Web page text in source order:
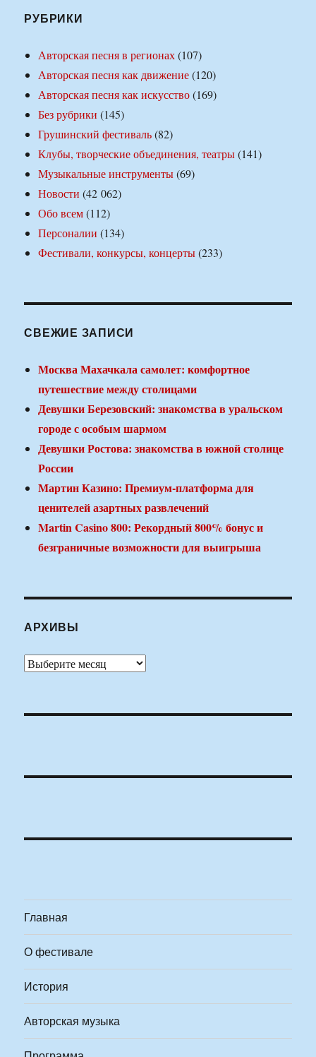
РУБРИКИ
Авторская песня в регионах(107)
Авторская песня как движение(120)
Авторская песня как искусство(169)
Без рубрики (145)
Грушинский фестиваль(82)
Клубы, творческие объединения, театры(141)
Музыкальные инструменты(69)
Новости (42 062)
Обо всем(112)
Персоналии (134)
Фестивали, конкурсы, концерты(233)
СВЕЖИЕ ЗАПИСИ
Москва Махачкала самолет: комфортное
путешествие между столицами
Девушки Березовский: знакомства в уральском
городе с особым шармом
Девушки Ростова: знакомства в южной столице
России
Мартин Казино: Премиум-платформа для
ценителей азартных развлечений
Martin Casino 800: Рекордный 800% бонус и
безграничные возможности для выигрыша
АРХИВЫ
Архивы
Главная
О фестивале
История
Авторская музыка